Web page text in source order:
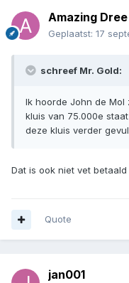
Amazing Dree
Geplaatst: 17
schreef Mr. Gold:
Ik hoorde John de
kluis van 75.000e
deze kluis verder
Dat is ook niet vet
Quote
jan001